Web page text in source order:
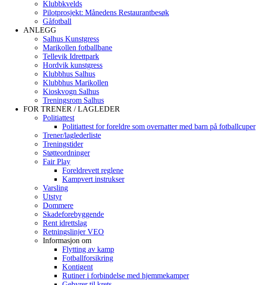
Klubbkvelds
Pilotprosjekt: Månedens Restaurantbesøk
Gåfotball
ANLEGG
Salhus Kunstgress
Marikollen fotballbane
Tellevik Idrettpark
Hordvik kunstgress
Klubbhus Salhus
Klubbhus Marikollen
Kioskvogn Salhus
Treningsrom Salhus
FOR TRENER / LAGLEDER
Politiattest
Politiattest for foreldre som overnatter med barn på fotballcuper
Trener/laglederliste
Treningstider
Støtteordninger
Fair Play
Foreldrevett reglene
Kampvert instrukser
Varsling
Utstyr
Dommere
Skadeforebyggende
Rent idrettslag
Retningslinjer VEO
Informasjon om
Flytting av kamp
Fotballforsikring
Kontigent
Rutiner i forbindelse med hjemmekamper